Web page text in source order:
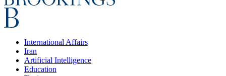
International Affairs
Iran
Artificial Intelligence
Education